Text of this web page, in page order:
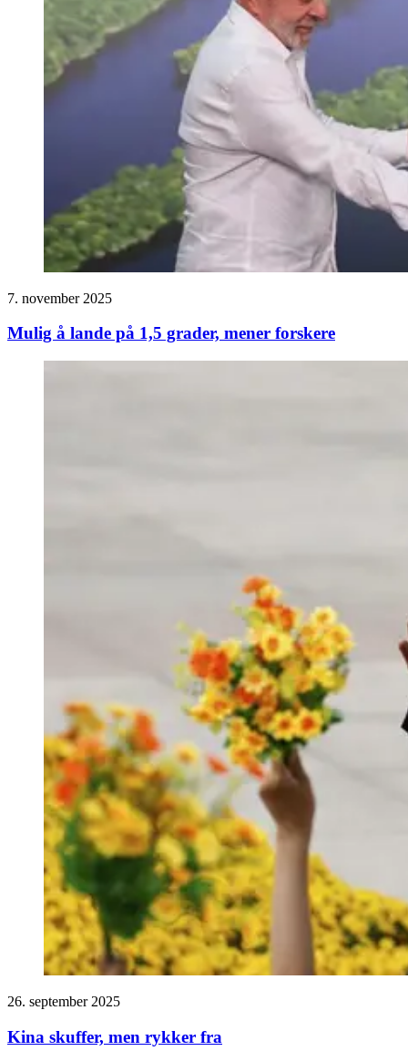
7. november 2025
Mulig å lande på 1,5 grader, mener forskere
26. september 2025
Kina skuffer, men rykker fra